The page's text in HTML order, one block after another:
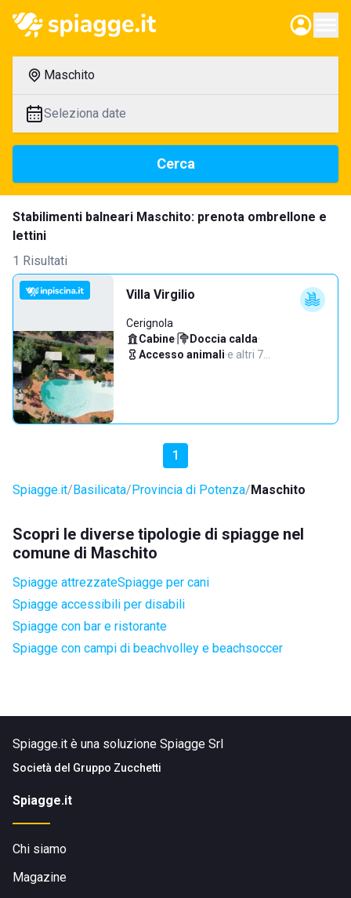
Maschito
Seleziona date
Cerca
Stabilimenti balneari Maschito: prenota ombrellone e
lettini
1 Risultati
Villa Virgilio
Cerignola
Cabine· Doccia calda·
Accesso animali·e altri 7…
1
Spiagge.it Basilicata Provincia di Potenza Maschito
Scopri le diverse tipologie di spiagge nel
comune di Maschito
Spiagge attrezzateSpiagge per cani
Spiagge accessibili per disabili
Spiagge con bar e ristorante
Spiagge con campi di beachvolley e beachsoccer
Spiagge.it è una soluzione Spiagge Srl
Società del Gruppo Zucchetti
Spiagge.it
Chi siamo
Magazine